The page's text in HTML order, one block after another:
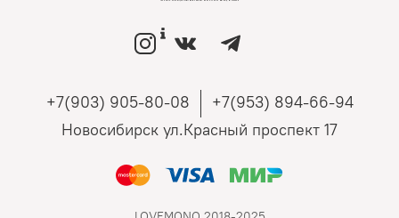
+7(903) 905-80-08
+7(953) 894-66-94
Новосибирск ул.Красный проспект 17
LOVEMONO МАГАЗИН УКРАШЕНИЙ ИЗ СЕРЕБРА И ЗОЛОТА РОССИЙСКИХ ДИЗАЙНЕРОВ